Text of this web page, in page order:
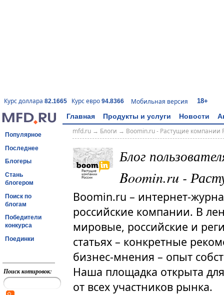
Курс доллара 82.1665 Курс евро 94.8366 Мобильная версия 18+
Главная Продукты и услуги Новости
Популярное
Последнее
Блогеры
Стань
блогером
Поиск по
блогам
Победители
конкурса
Поединки
Поиск котировок:
mfd.ru→ Блоги → Boomin.ru - Растущие компании
Блог
Boomin.ru -
Boomin.ru – интернет-
российские компании. В
мировые, российские и
статьях – конкретные
бизнес-мнения – опыт
Наша площадка открыта
от всех участников рынка.